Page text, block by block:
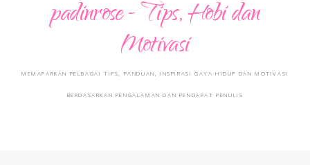
padinrose - Tips, Hobi dan
Motivasi
MEMAPARKAN PELBAGAI TIPS, PANDUAN, INSPIRASI GAYA HIDUP DAN MOTIVASI
BERDASARKAN PENGALAMAN DAN PENDAPAT PENULIS